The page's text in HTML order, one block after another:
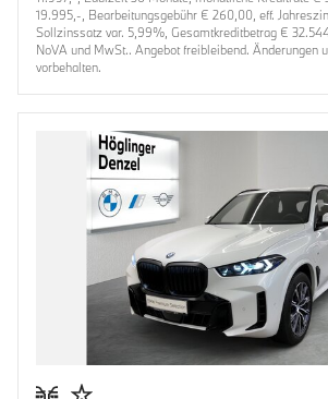
19.995,-, Bearbeitungsgebühr € 260,00, eff.
Sollzinssatz var. 5,99%, Gesamtkreditbetrag €
NoVA und MwSt.. Angebot freibleibend. Änderungen
vorbehalten.